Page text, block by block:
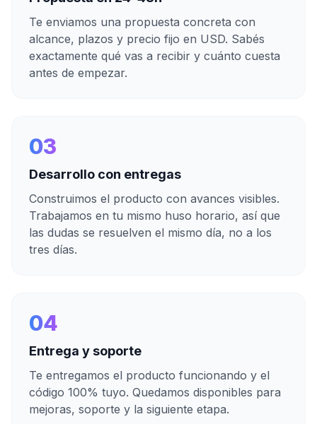
Te enviamos una propuesta concreta con
alcance, plazos y precio fijo en USD. Sabés
exactamente qué vas a recibir y cuánto cuesta
antes de empezar.
03
Desarrollo con entregas
Construimos el producto con avances visibles.
Trabajamos en tu mismo huso horario, así que
las dudas se resuelven el mismo día, no a los
tres días.
04
Entrega y soporte
Te entregamos el producto funcionando y el
código 100% tuyo. Quedamos disponibles para
mejoras, soporte y la siguiente etapa.